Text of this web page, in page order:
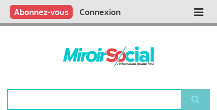
Aller
contenu
Main
Qui sommes nous ?
Vous publiez
Nous publions
Contactez-nous
Abonnez-vous Connexion